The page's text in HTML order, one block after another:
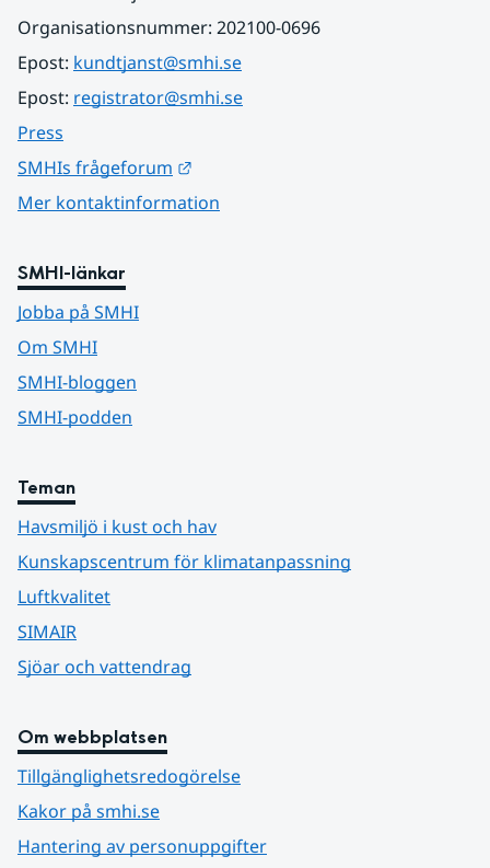
Organisationsnummer: 202100-0696
Epost: kundtjanst@smhi.se
Epost: registrator@smhi.se
Press
SMHIs frågeforum
Mer kontaktinformation
SMHI-länkar
Jobba på SMHI
Om SMHI
SMHI-bloggen
SMHI-podden
Teman
Havsmiljö i kust och hav
Kunskapscentrum för klimatanpassning
Luftkvalitet
SIMAIR
Sjöar och vattendrag
Om webbplatsen
Tillgänglighetsredogörelse
Kakor på smhi.se
Hantering av personuppgifter